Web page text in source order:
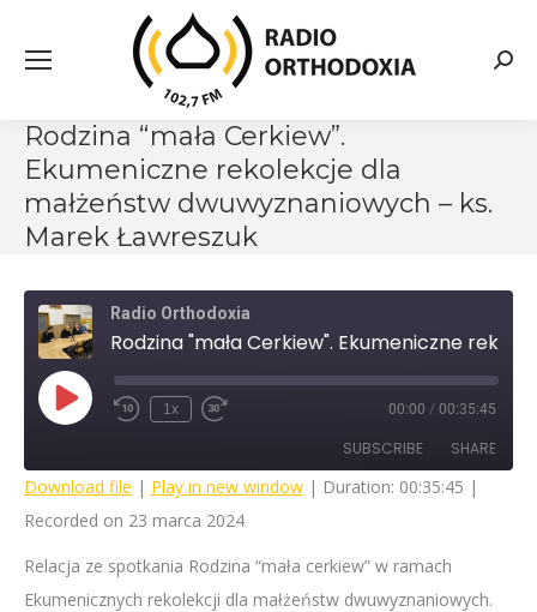
Rodzina “mała Cerkiew”.
Ekumeniczne rekolekcje dla
małżeństw dwuwyznaniowych – ks.
Marek Ławreszuk
Radio Orthodoxia
Play
EpisodeRewind
1x
Fast
seconds
00:00 / 00:35:45
SUBSCRIBE SHARE
SHARE
LINK
Download file | Play in new window | Duration: 00:35:45 |
Recorded on 23 marca 2024
Relacja ze spotkania Rodzina “mała cerkiew” w ramach
Ekumenicznych rekolekcji dla małżeństw dwuwyznaniowych.